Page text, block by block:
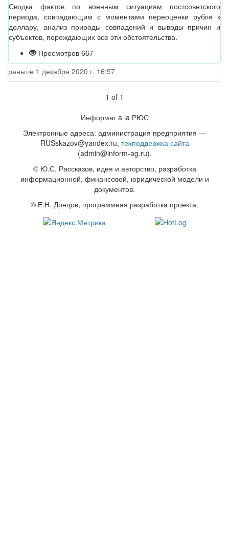
Сводка фактов по военным ситуациям постсоветского
периода, совпадающим с моментами переоценки рубля к
доллару, анализ природы совпадений и выводы причин и
субъектов, порождающих все эти обстоятельства.
Просмотров 667
раньше 1 декабря 2020 г. 16:57
1 of 1
Информаг a la РЮС
Электронные адреса: администрация предприятия —
RUSskazov@yandex.ru, техподдержка сайта
(admin@inform-ag.ru).
© Ю.С. Рассказов, идея и авторство, разработка
информационной, финансовой, юридической модели и
документов.
© Е.Н. Донцов, программная разработка проекта.